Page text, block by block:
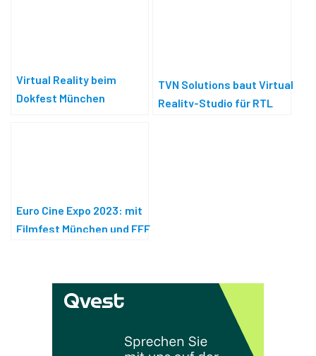
Virtual Reality beim
Dokfest München
TVN Solutions baut Virtual
Reality-Studio für RTL
Euro Cine Expo 2023: mit
Filmfest München und FFF